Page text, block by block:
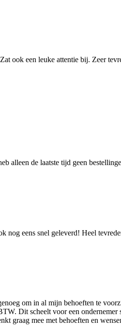
ook een leuke attentie bij. Zeer
de laatste tijd geen
nog eens snel geleverd! Heel
om in al mijn behoeften te
Dit scheelt voor een
graag mee met behoeften en